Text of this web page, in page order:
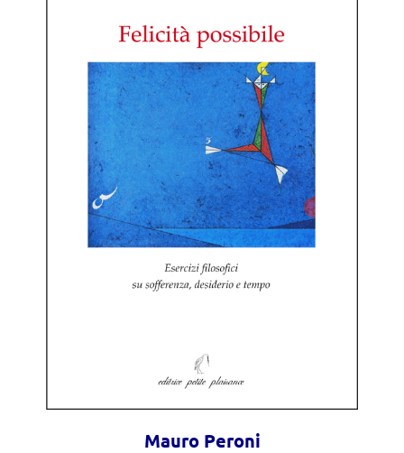
Mauro Peroni